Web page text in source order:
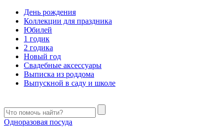
День рождения
Коллекции для праздника
Юбилей
1 годик
2 годика
Новый год
Свадебные аксессуары
Выписка из роддома
Выпускной в саду и школе
Одноразовая посуда